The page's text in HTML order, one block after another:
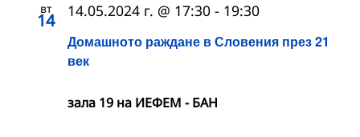
вт
14
Домашното раждане в Словения през 21
век
14.05.2024 г. @ 17:30 - 19:30
зала 19 на ИЕФЕМ - БАН